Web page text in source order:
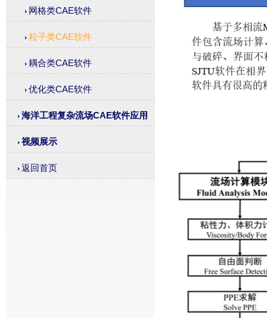
网格类CAE软件
粒子类CAE软件
耦合类CAE软件
优化类CAE软件
海洋工程复杂流场CAE软件应用
视频展示
返回首页